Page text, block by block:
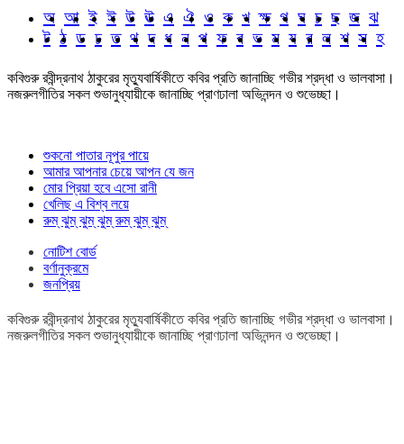
অ আ ই ঈ উ ঊ এ ঐ ও ক খ ক্ষ গ ঘ চ ছ জ ঝ
ট ঠ ড ঢ ত থ দ ধ ন প ফ ব ভ ম য র ল শ স হ
কবিগুরু রবীন্দ্রনাথ ঠাকুরের মৃত্যুবার্ষিকীতে কবির প্রতি জানাচ্ছি গভীর শ্রদ্ধা ও ভালবাসা।
নজরুলগীতির সকল শুভানুধ্যায়ীকে জানাচ্ছি প্রাণঢালা অভিনন্দন ও শুভেচ্ছা।
শুকনো পাতার নূপুর পায়ে
আমার আপনার চেয়ে আপন যে জন
মোর প্রিয়া হবে এসো রানী
খেলিছ এ বিশ্ব লয়ে
রুম্ ঝুম্ ঝুম্ ঝুম্ রুম্ ঝুম্ ঝুম্
নোটিশ বোর্ড
বর্ণানুক্রমে
জনপ্রিয়
কবিগুরু রবীন্দ্রনাথ ঠাকুরের মৃত্যুবার্ষিকীতে কবির প্রতি জানাচ্ছি গভীর শ্রদ্ধা ও ভালবাসা।
নজরুলগীতির সকল শুভানুধ্যায়ীকে জানাচ্ছি প্রাণঢালা অভিনন্দন ও শুভেচ্ছা।